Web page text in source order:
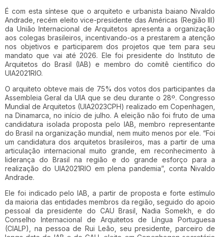
É com esta síntese que o arquiteto e urbanista baiano Nivaldo
Andrade, recém eleito vice-presidente das Américas (Região III)
da União Internacional de Arquitetos apresenta a organização
aos colegas brasileiros, incentivando-os a prestarem a atenção
nos objetivos e participarem dos projetos que tem para seu
mandato que vai até 2026. Ele foi presidente do Instituto de
Arquitetos do Brasil (IAB) e membro do comitê científico do
UIA2021RIO.
O arquiteto obteve mais de 75% dos votos dos participantes da
Assembleia Geral da UIA que se deu durante o 28º. Congresso
Mundial de Arquitetos (UIA2023CPH) realizado em Copenhagen,
na Dinamarca, no início de julho. A eleição não foi fruto de uma
candidatura isolada proposta pelo IAB, membro representante
do Brasil na organização mundial, nem muito menos por ele. “Foi
um candidatura dos arquitetos brasileiros, mas a partir de uma
articulação internacional muito grande, em reconhecimento à
liderança do Brasil na região e do grande esforço para a
realização do UIA2021RIO em plena pandemia”, conta Nivaldo
Andrade.
Ele foi indicado pelo IAB, a partir de proposta e forte estímulo
da maioria das entidades membros da região, seguido do apoio
pessoal da presidente do CAU Brasil, Nadia Somekh, e do
Conselho Internacional de Arquitetos de Língua Portuguesa
(CIALP), na pessoa de Rui Leão, seu presidente, parceiro de